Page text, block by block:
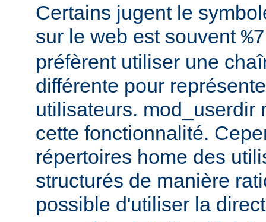
Certains jugent le
sur le web est souvent
préfèrent utiliser une
différente pour
utilisateurs. mod_userdir
cette fonctionnalité.
répertoires home des
structurés de manière
possible d'utiliser la